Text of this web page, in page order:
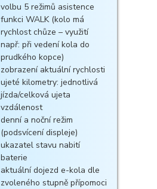
volbu 5 režimů asistence
funkci WALK (kolo má
rychlost chůze – využití
např: při vedení kola do
prudkého kopce)
zobrazení aktuální rychlosti
ujeté kilometry: jednotlivá
jízda/celková ujeta
vzdálenost
denní a noční režim
(podsvícení displeje)
ukazatel stavu nabití
baterie
aktuální dojezd e-kola dle
zvoleného stupně přípomoci